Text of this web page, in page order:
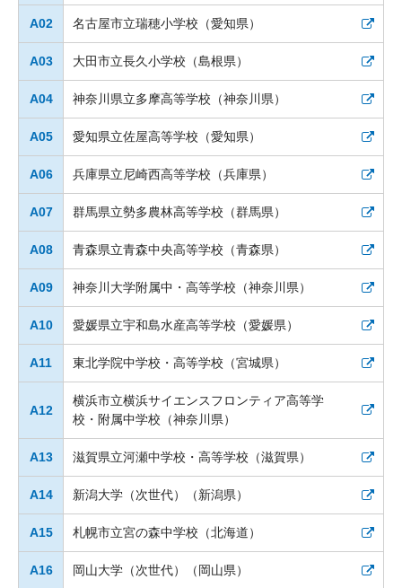
A02 名古屋市立瑞穂小学校（愛知県）
A03 大田市立長久小学校（島根県）
A04 神奈川県立多摩高等学校（神奈川県）
A05 愛知県立佐屋高等学校（愛知県）
A06 兵庫県立尼崎西高等学校（兵庫県）
A07 群馬県立勢多農林高等学校（群馬県）
A08 青森県立青森中央高等学校（青森県）
A09 神奈川大学附属中・高等学校（神奈川県）
A10 愛媛県立宇和島水産高等学校（愛媛県）
A11 東北学院中学校・高等学校（宮城県）
A12
横浜市立横浜サイエンスフロンティア高等学
校・附属中学校（神奈川県）
A13 滋賀県立河瀬中学校・高等学校（滋賀県）
A14 新潟大学（次世代）（新潟県）
A15 札幌市立宮の森中学校（北海道）
A16 岡山大学（次世代）（岡山県）